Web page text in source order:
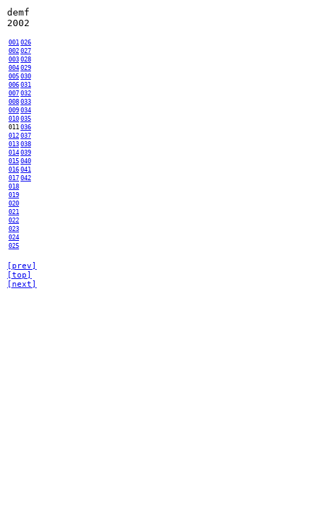
demf
2002
001 026
002 027
003 028
004 029
005 030
006 031
007 032
008 033
009 034
010 035
011 036
012 037
013 038
014 039
015 040
016 041
017 042
018
019
020
021
022
023
024
025
[prev]
[top]
[next]